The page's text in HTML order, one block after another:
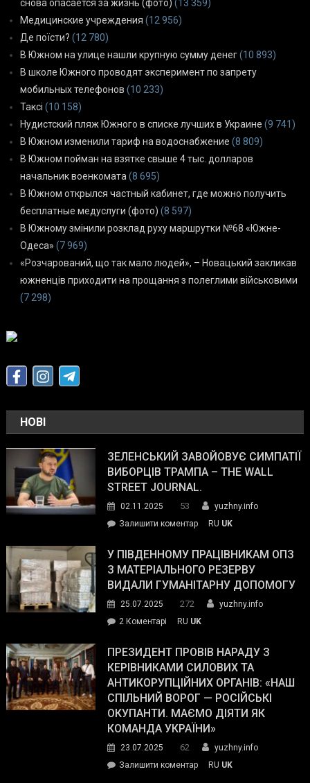
снова опасается за жизнь (фото) (13 359)
Медицинские учреждения (12 956)
Де поїсти? (12 780)
В Южном на улице нашли крупную сумму денег(10 893)
В школе Южного проводят эксперимент по запрету
мобильных телефонов (10 233)
Таксі (10 158)
Нудистский пляж Южного в списке лучших в Украине (9 741)
В Южном изменили тариф на водоснабжение (8 809)
В Южном пойман на взятке свыше 4 тыс. долларов
начальник военкомата (8 695)
В Южном открылся частный кабинет, где можно получить
бесплатные медуслуги (фото) (8 597)
В Южному змінили розклад руху маршрутки №68 «Южне-
Одеса» (7 969)
«Розчарований, що так мало людей», – Новацький закликав
южненців приходити на прощання з полеглими військовими
(7 298)
НОВІ
ЗЕЛЕНСЬКИЙ ЗАВОЙОВУЄ СИМПАТІЇ
ВИБОРЦІВ ТРАМПА – THE WALL
STREET JOURNAL.
02.11.2025 53
yuzhny.info
Залишити коментарon
завойовує
симпатії
виборців
The
Street
Journal.
RU UK
У ПІВДЕННОМУ ПРАЦІВНИКАМ ОПЗ
З МАТЕРІАЛЬНОГО РЕЗЕРВУ
ВИДАЛИ ГУМАНІТАРНУ ДОПОМОГУ
25.07.2025 272
yuzhny.info
2 Коментарі
Південному
працівникам
ОПЗ
з
матеріального
резерву
гуманітарну
допомогу
RU UK
ПРЕЗИДЕНТ ПРОВІВ НАРАДУ З
КЕРІВНИКАМИ СИЛОВИХ ТА
АНТИКОРУПЦІЙНИХ ОРГАНІВ: «НАШ
СПІЛЬНИЙ ВОРОГ — РОСІЙСЬКІ
ОКУПАНТИ. МАЄМО ДІЯТИ ЯК
КОМАНДА УКРАЇНИ»
23.07.2025 62
yuzhny.info
Залишити коментарon
RU UK